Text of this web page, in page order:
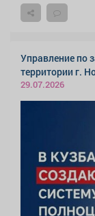
Управление по
территории г.
29.07.2026